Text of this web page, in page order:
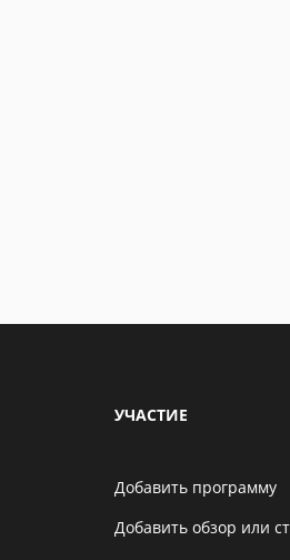
УЧАСТИЕ
Добавить программу
Добавить обзор или